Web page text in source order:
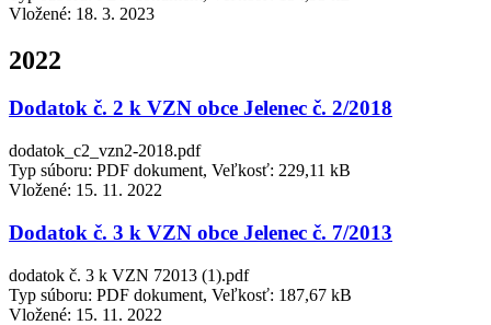
Vložené: 18. 3. 2023
2022
Dodatok č. 2 k VZN obce Jelenec č. 2/2018
dodatok_c2_vzn2-2018.pdf
Typ súboru: PDF dokument, Veľkosť: 229,11 kB
Vložené: 15. 11. 2022
Dodatok č. 3 k VZN obce Jelenec č. 7/2013
dodatok č. 3 k VZN 72013 (1).pdf
Typ súboru: PDF dokument, Veľkosť: 187,67 kB
Vložené: 15. 11. 2022